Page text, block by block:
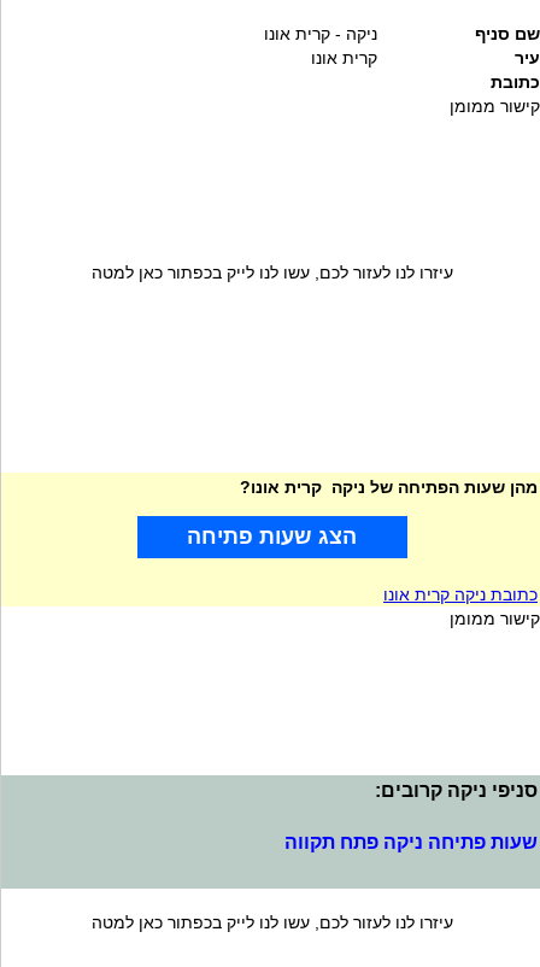
שם סניף
ניקה - קרית אונו
עיר
קרית אונו
כתובת
קישור ממומן
עיזרו לנו לעזור לכם, עשו לנו לייק בכפתור כאן למטה
מהן שעות הפתיחה של ניקה קרית אונו?
הצג שעות פתיחה
כתובת ניקה קרית אונו
קישור ממומן
סניפי ניקה קרובים:
שעות פתיחה ניקה פתח תקווה
עיזרו לנו לעזור לכם, עשו לנו לייק בכפתור כאן למטה